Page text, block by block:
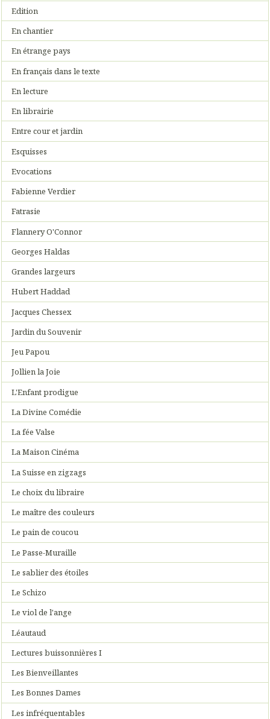
Edition
En chantier
En étrange pays
En français dans le texte
En lecture
En librairie
Entre cour et jardin
Esquisses
Evocations
Fabienne Verdier
Fatrasie
Flannery O'Connor
Georges Haldas
Grandes largeurs
Hubert Haddad
Jacques Chessex
Jardin du Souvenir
Jeu Papou
Jollien la Joie
L'Enfant prodigue
La Divine Comédie
La fée Valse
La Maison Cinéma
La Suisse en zigzags
Le choix du libraire
Le maître des couleurs
Le pain de coucou
Le Passe-Muraille
Le sablier des étoiles
Le Schizo
Le viol de l'ange
Léautaud
Lectures buissonnières I
Les Bienveillantes
Les Bonnes Dames
Les infréquentables